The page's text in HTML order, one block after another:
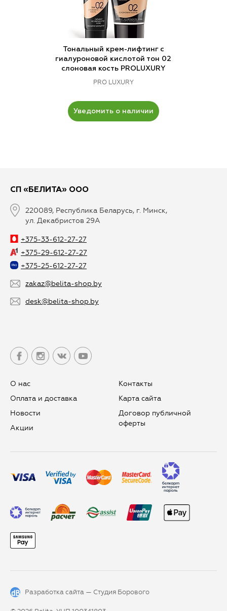
Тональный крем-лифтинг с
гиалуроновой кислотой тон 02
слоновая кость PROLUXURY
PRO LUXURY
Уведомить о наличии
СП «БЕЛИТА» ООО
220089, Республика Беларусь, г. Минск,
ул. Декабристов 29А
+375-33-612-27-27
+375-29-612-27-27
+375-25-612-27-27
zakaz@belita-shop.by
desk@belita-shop.by
О нас
Оплата и доставка
Новости
Aкции
Контакты
Карта сайта
Договор публичной
оферты
Разработка сайта — Студия Борового